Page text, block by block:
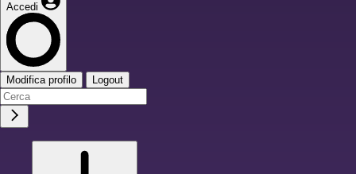
Accedi
Modifica profilo Logout